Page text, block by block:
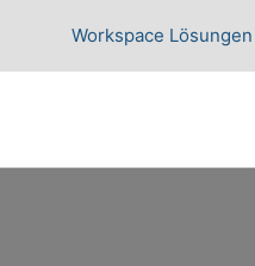
Workspace Lösungen